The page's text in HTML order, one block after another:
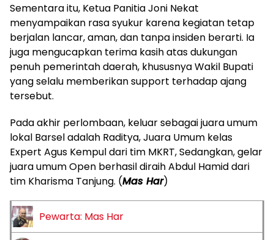
Sementara itu, Ketua Panitia Joni Nekat
menyampaikan rasa syukur karena kegiatan tetap
berjalan lancar, aman, dan tanpa insiden berarti. Ia
juga mengucapkan terima kasih atas dukungan
penuh pemerintah daerah, khususnya Wakil Bupati
yang selalu memberikan support terhadap ajang
tersebut.
Pada akhir perlombaan, keluar sebagai juara umum
lokal Barsel adalah Raditya, Juara Umum kelas
Expert Agus Kempul dari tim MKRT, Sedangkan, gelar
juara umum Open berhasil diraih Abdul Hamid dari
tim Kharisma Tanjung. (Mas Har)
Pewarta: Mas Har